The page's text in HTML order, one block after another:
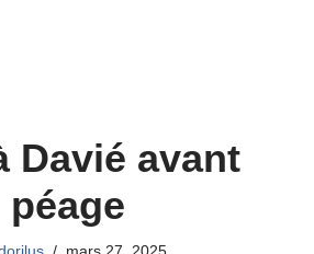
Davié avant
péage